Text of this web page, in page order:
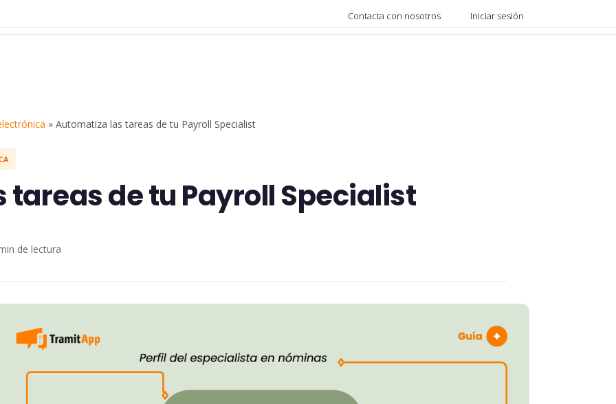
Contacta con nosotros Iniciar sesión
»Automatiza las tareas de tu Payroll Specialist
de tu Payroll Specialist
de lectura